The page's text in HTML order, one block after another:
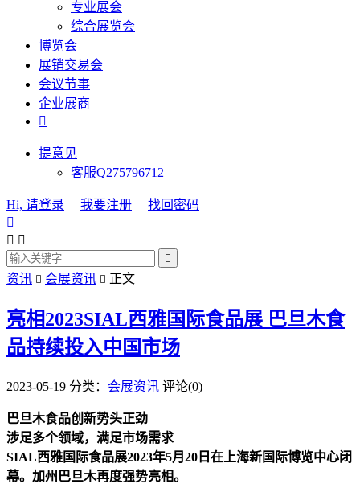
专业展会
综合展览会
博览会
展销交易会
会议节事
企业展商

提意见
客服Q275796712
Hi, 请登录 我要注册
找回密码

 

资讯  会展资讯  正文
亮相2023SIAL西雅国际食品展 巴旦木食
品持续投入中国市场
2023-05-19 分类： 会展资讯 评论(0)
巴旦木食品创新势头正劲
涉足多个领域，满足市场需求
SIAL西雅国际食品展2023年5月20日在上海新国际博览中心闭
幕。加州巴旦木再度强势亮相。